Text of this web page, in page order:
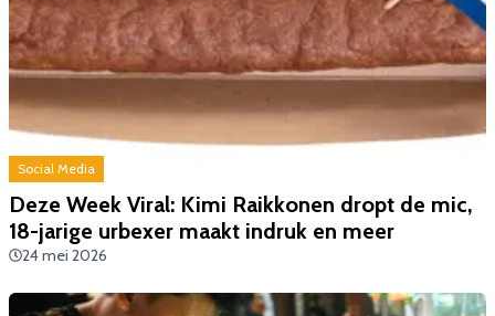
Social Media
Deze Week Viral: Kimi Raikkonen dropt de mic,
18-jarige urbexer maakt indruk en meer
24 mei 2026